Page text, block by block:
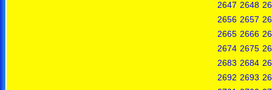
2647 2648
2656 2657
2665 2666
2674 2675
2683 2684
2692 2693